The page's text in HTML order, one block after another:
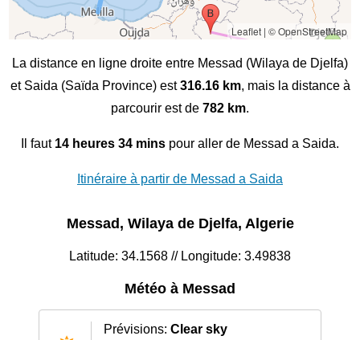
Leaflet| © OpenStreetMap
La distance en ligne droite entre Messad (Wilaya de Djelfa)
et Saida (Saïda Province) est316.16 km, mais la distance à
parcourir est de 782 km.
Il faut 14 heures 34 mins pour aller de Messad a Saida.
Itinéraire à partir de Messad a Saida
Messad, Wilaya de Djelfa, Algerie
Latitude: 34.1568 // Longitude: 3.49838
Météo à Messad
Prévisions: Clear sky